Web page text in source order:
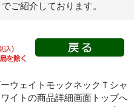
でご紹介しております。
ウェイトモックネックＴシャ
トの商品詳細画面トップへ